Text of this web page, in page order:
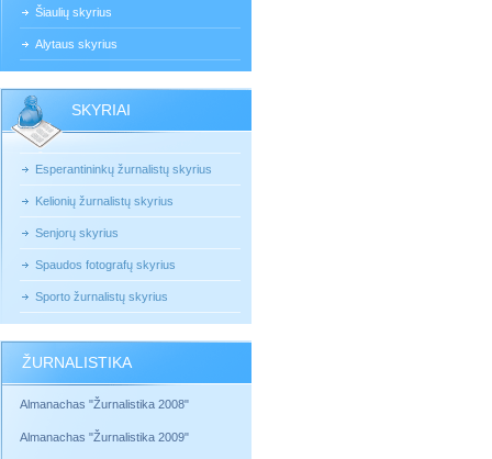
Šiaulių skyrius
Alytaus skyrius
SKYRIAI
Esperantininkų žurnalistų skyrius
Kelionių žurnalistų skyrius
Senjorų skyrius
Spaudos fotografų skyrius
Sporto žurnalistų skyrius
ŽURNALISTIKA
Almanachas "Žurnalistika 2008"
Almanachas "Žurnalistika 2009"